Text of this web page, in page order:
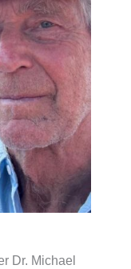
Dr. Michael